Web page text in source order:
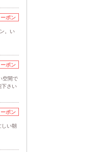
ポン
。い
ポン
空間で
下さい
ポン
しい朝